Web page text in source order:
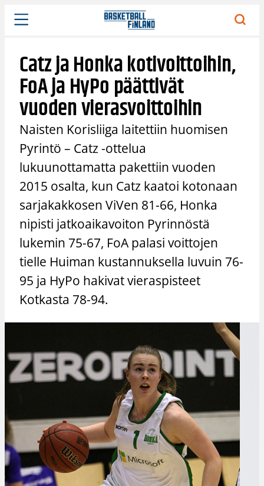
Siirry
sisältöön
Catz ja Honka kotivoittoihin,
FoA ja HyPo päättivät
vuoden vierasvoittoihin
Naisten Korisliiga laitettiin huomisen
Pyrintö – Catz -ottelua
lukuunottamatta pakettiin vuoden
2015 osalta, kun Catz kaatoi kotonaan
sarjakakkosen ViVen 81-66, Honka
nipisti jatkoaikavoiton Pyrinnöstä
lukemin 75-67, FoA palasi voittojen
tielle Huiman kustannuksella luvuin 76-
95 ja HyPo hakivat vieraspisteet
Kotkasta 78-94.